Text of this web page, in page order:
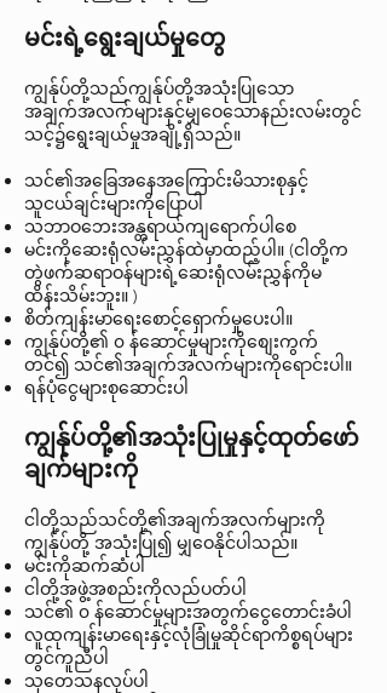
မင်းရဲ့ရွေးချယ်မှုတွေ
ကျွန်ုပ်တို့သည်ကျွန်ုပ်တို့အသုံးပြုသော
အချက်အလက်များနှင့်မျှဝေသောနည်းလမ်းတွင်
သင့်၌ရွေးချယ်မှုအချို့ရှိသည်။
သင်၏အခြေအနေအကြောင်းမိသားစုနှင့်
သူငယ်ချင်းများကိုပြောပါ
သဘာဝဘေးအန္တရာယ်ကျရောက်ပါစေ
မင်းကိုဆေးရုံလမ်းညွှန်ထဲမှာထည့်ပါ။ (ငါတို့က
တွဲဖက်ဆရာဝန်များရဲ့ဆေးရုံလမ်းညွှန်ကိုမ
ထိန်းသိမ်းဘူး။ )
စိတ်ကျန်းမာရေးစောင့်ရှောက်မှုပေးပါ။
ကျွန်ုပ်တို့၏ ၀ န်ဆောင်မှုများကိုစျေးကွက်
တင်၍ သင်၏အချက်အလက်များကိုရောင်းပါ။
ရန်ပုံငွေများစုဆောင်းပါ
ကျွန်ုပ်တို့၏အသုံးပြုမှုနှင့်ထုတ်ဖော်
ချက်များကို
ငါတို့သည်သင်တို့၏အချက်အလက်များကို
ကျွန်ုပ်တို့ အသုံးပြု၍ မျှဝေနိုင်ပါသည်။
မင်းကိုဆက်ဆံပါ
ငါတို့အဖွဲ့အစည်းကိုလည်ပတ်ပါ
သင်၏ ၀ န်ဆောင်မှုများအတွက်ငွေတောင်းခံပါ
လူထုကျန်းမာရေးနှင့်လုံခြုံမှုဆိုင်ရာကိစ္စရပ်များ
တွင်ကူညီပါ
သုတေသနလုပ်ပါ